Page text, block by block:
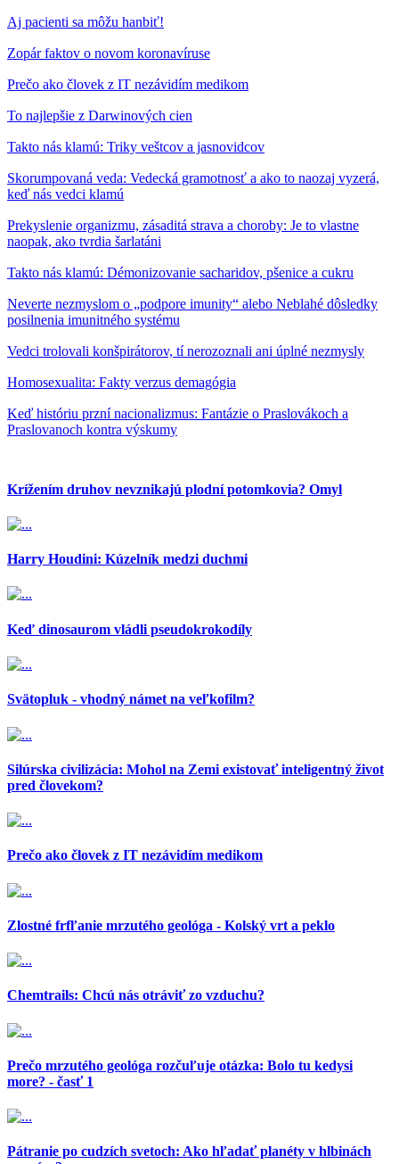
Aj pacienti sa môžu hanbiť!
Zopár faktov o novom koronavíruse
Prečo ako človek z IT nezávidím medikom
To najlepšie z Darwinových cien
Takto nás klamú: Triky veštcov a jasnovidcov
Skorumpovaná veda: Vedecká gramotnosť a ako to naozaj vyzerá,
keď nás vedci klamú
Prekyslenie organizmu, zásaditá strava a choroby: Je to vlastne
naopak, ako tvrdia šarlatáni
Takto nás klamú: Démonizovanie sacharidov, pšenice a cukru
Neverte nezmyslom o „podpore imunity“ alebo Neblahé dôsledky
posilnenia imunitného systému
Vedci trolovali konšpirátorov, tí nerozoznali ani úplné nezmysly
Homosexualita: Fakty verzus demagógia
Keď históriu przní nacionalizmus: Fantázie o Praslovákoch a
Praslovanoch kontra výskumy
Krížením druhov nevznikajú plodní potomkovia? Omyl
Harry Houdini: Kúzelník medzi duchmi
Keď dinosaurom vládli pseudokrokodíly
Svätopluk - vhodný námet na veľkofilm?
Silúrska civilizácia: Mohol na Zemi existovať inteligentný život
pred človekom?
Prečo ako človek z IT nezávidím medikom
Zlostné frfľanie mrzutého geológa - Kolský vrt a peklo
Chemtrails: Chcú nás otráviť zo vzduchu?
Prečo mrzutého geológa rozčuľuje otázka: Bolo tu kedysi
more? - časť 1
Pátranie po cudzích svetoch: Ako hľadať planéty v hlbinách